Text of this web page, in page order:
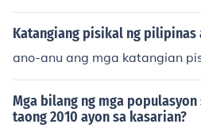
a unggoy Ayon sa mga
na Malakas at Maganda
Katangiang pisikal ng pilipinas
ano-anu ang mga katangian
Mga bilang ng mga
taong 2010 ayon sa kasarian?